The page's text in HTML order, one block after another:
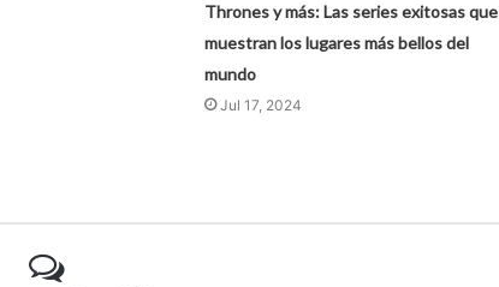
Thrones y más: Las series exitosas que
muestran los lugares más bellos del
mundo
Jul 17, 2024